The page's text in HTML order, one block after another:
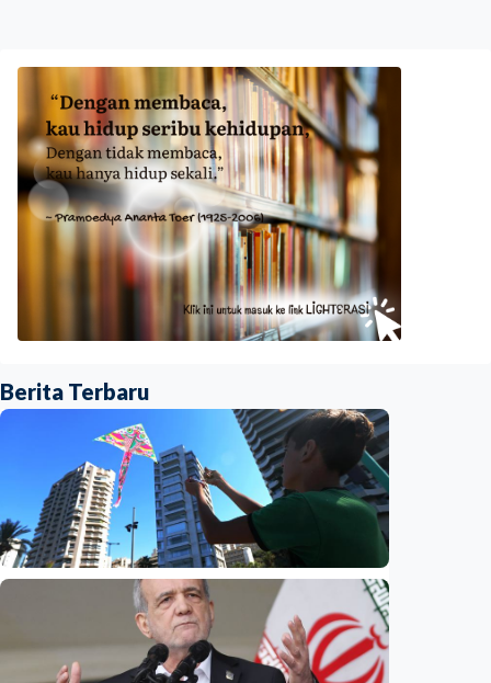
Berita Terbaru
Dugaan spionase guncang PBB, staf UNICEF
diduga bocorkan informasi ke Israel